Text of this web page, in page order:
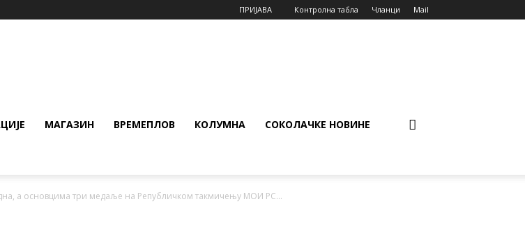
ПРИЈАВА Контролна табла Чланци Mail
МАГАЗИН ВРЕМЕПЛОВ КОЛУМНА СОКОЛАЧКЕ НОВИНЕ
а основцима три медаље на Републичком такмичењу МОИ РС...